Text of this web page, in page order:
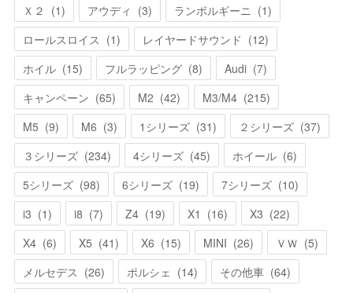
Ｘ２ (1) アウディ (3) ランボルギーニ (1)
ロールスロイス (1) レイヤードサウンド (12)
ホイル (15) フルラッピング (8) Audi (7)
キャンペーン (65) M2 (42) M3/M4 (215)
M5 (9) M6 (3) 1シリーズ (31) ２シリーズ (37)
３シリーズ (234) 4シリーズ (45) ホイール (6)
5シリーズ (98) 6シリーズ (19) 7シリーズ (10)
i3 (1) i8 (7) Z4 (19) X1 (16) X3 (22)
X4 (6) X5 (41) X6 (15) MINI (26) ＶＷ (5)
メルセデス (26) ポルシェ (14) その他車 (64)